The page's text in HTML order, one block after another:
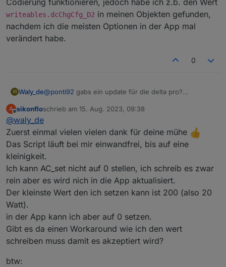
writeables.dcChgCfg_D2 in meinen Objekten gefunden,
nachdem ich die meisten Optionen in der App mal
verändert habe.
0
W Waly_de@ponti92 gabs ein update für die delta pro?
Codierung gearbeitet...
Wenn der debug modus an war... gab es ein
A
Offline
aikonfloschrieb am 15. Aug. 2023, 09:38
zuletzt editiert von
@waly_de
Zuerst einmal vielen vielen dank für deine mühe
Das Script läuft bei mir einwandfrei, bis auf eine
kleinigkeit.
Ich kann AC_set nicht auf 0 stellen, ich schreib es zwar
rein aber es wird nich in die App aktualisiert.
Der kleinste Wert den ich setzen kann ist 200 (also 20
Watt).
in der App kann ich aber auf 0 setzen.
Gibt es da einen Workaround wie ich den wert
schreiben muss damit es akzeptiert wird?
btw: